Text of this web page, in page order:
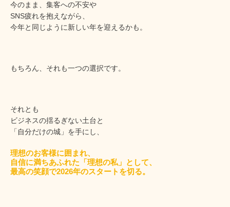
今のまま、集客への不安や
SNS疲れを抱えながら、
今年と同じように新しい年を迎えるかも。
もちろん、それも一つの選択です。
それとも
ビジネスの揺るぎない土台と
「自分だけの城」を手にし、
理想のお客様に囲まれ、
自信に満ちあふれた「理想の私」として、
最高の笑顔で2026年のスタートを切る。